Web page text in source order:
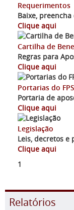
Requerimentos
Baixe,
Clique aqui
Cartilha de
Regras para
Clique aqui
Portarias do
Portaria de
Clique aqui
Legislação
Leis, decretos e
Clique aqui
1
Relatórios